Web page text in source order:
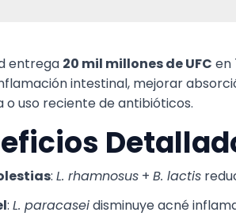
entrega 20 mil millones de UFC en
intestinal, mejorar
o uso reciente de antibióticos.
:L. rhamnosus +B. lactis
:L. paracaseidisminuye acné